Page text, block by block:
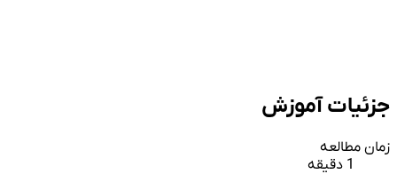
جزئیات آموزش
زمان مطالعه